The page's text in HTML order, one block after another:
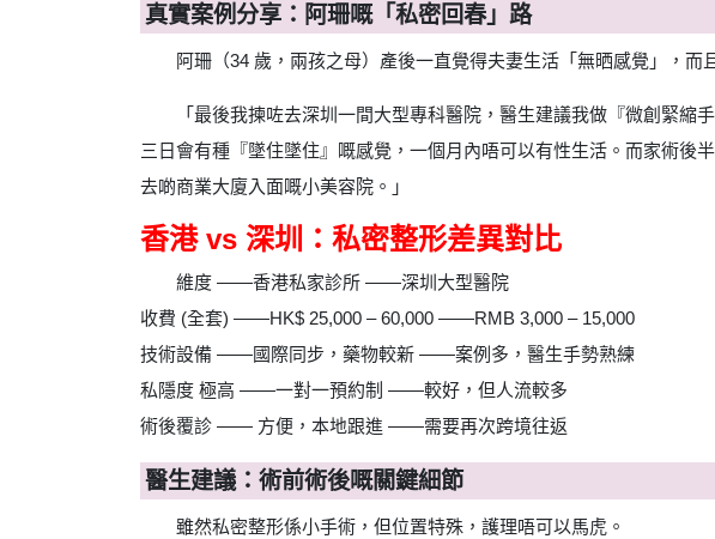
真實案例分享：阿珊嘅「私密回春」路
阿珊（34 歲，兩孩之母）產後一直覺得夫妻生活「無晒感覺」，
「最後我揀咗去深圳一間大型專科醫院，醫生建議我做『微創緊
三日會有種『墜住墜住』嘅感覺，一個月內唔可以有性生活。而家術後
去啲商業大廈入面嘅小美容院。」
香港 vs 深圳：私密整形差異對比
維度 ——香港私家診所 ——深圳大型醫院
收費 (全套) ——HK$ 25,000 – 60,000 ——RMB 3,000 – 15,000
技術設備 ——國際同步，藥物較新 ——案例多，醫生手勢熟練
私隱度 極高 ——一對一預約制 ——較好，但人流較多
術後覆診 —— 方便，本地跟進 ——需要再次跨境往返
醫生建議：術前術後嘅關鍵細節
雖然私密整形係小手術，但位置特殊，護理唔可以馬虎。